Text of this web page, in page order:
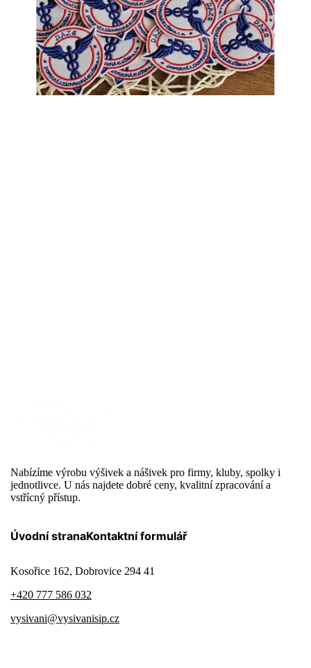
Nabízíme výrobu výšivek a nášivek pro firmy, kluby, spolky i
jednotlivce. U nás najdete dobré ceny, kvalitní zpracování a
vstřícný přístup.
Úvodní stranaKontaktní formulář
Kosořice 162, Dobrovice 294 41
+420 777 586 032
vysivani@vysivanisip.cz